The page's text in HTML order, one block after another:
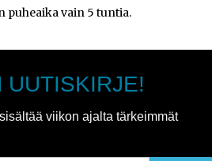
puheaika vain 5 tuntia.
UUTISKIRJE!
viikon ajalta tärkeimmät